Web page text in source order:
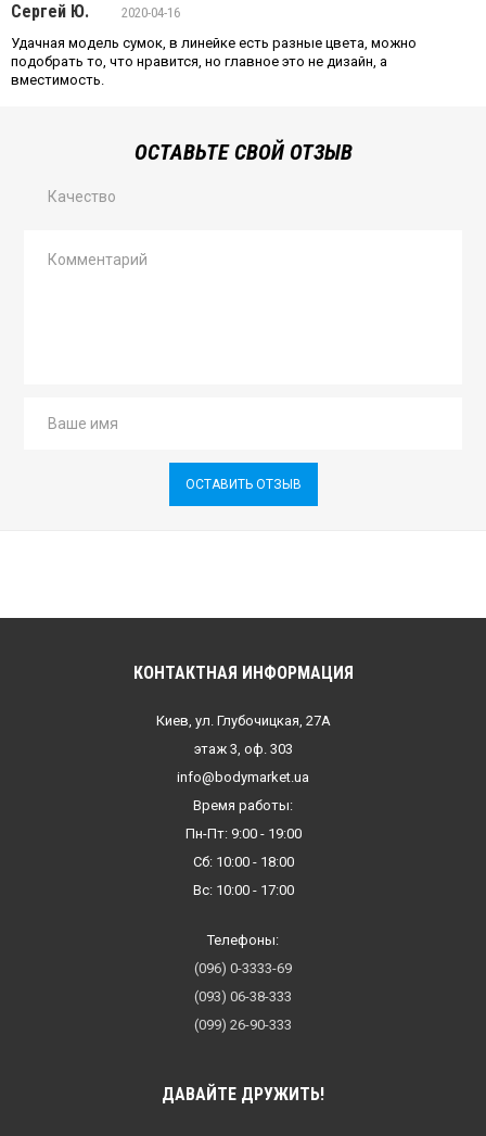
Сергей Ю.
2020-04-16
Удачная модель сумок, в линейке есть разные цвета, можно
подобрать то, что нравится, но главное это не дизайн, а
вместимость.
ОСТАВЬТЕ СВОЙ ОТЗЫВ
Качество
ОСТАВИТЬ ОТЗЫВ
КОНТАКТНАЯ ИНФОРМАЦИЯ
Киев, ул. Глубочицкая, 27А
этаж 3, оф. 303
info@bodymarket.ua
Время работы:
Пн-Пт: 9:00 - 19:00
Сб: 10:00 - 18:00
Вс: 10:00 - 17:00
Телефоны:
(096) 0-3333-69
(093) 06-38-333
(099) 26-90-333
ДАВАЙТЕ ДРУЖИТЬ!